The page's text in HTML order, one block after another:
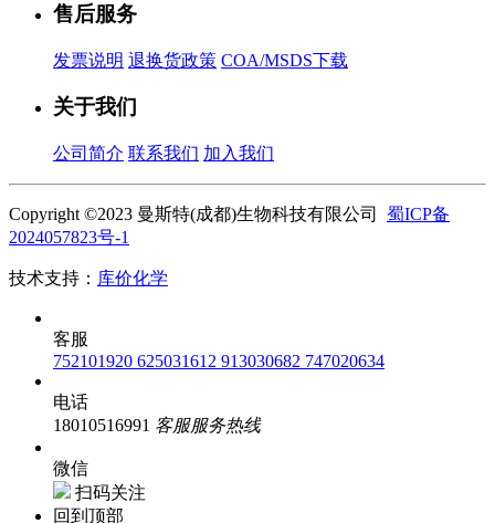
售后服务
发票说明 退换货政策 COA/MSDS下载
关于我们
公司简介 联系我们 加入我们
Copyright ©2023 曼斯特(成都)生物科技有限公司 蜀ICP备
2024057823号-1
技术支持： 库价化学
客服
752101920 625031612 913030682 747020634
电话
18010516991 客服服务热线
微信
扫码关注
回到顶部